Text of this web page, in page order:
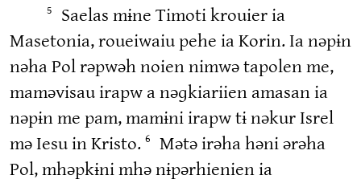
5
Saelas mɨne Timoti krouier ia
Masetonia, roueiwaiu pehe ia Korin. Ia nəpɨn
nəha Pol rəpwəh noien nimwə tapolen me,
maməvisau irapw a nəɡkiariien amasan ia
nəpɨn me pam, mamɨni irapw tɨ nəkur Isrel
mə Iesu in Kristo. 6
Mətə irəha həni ərəha
Pol, mhəpkɨni mhə nɨpərhienien ia